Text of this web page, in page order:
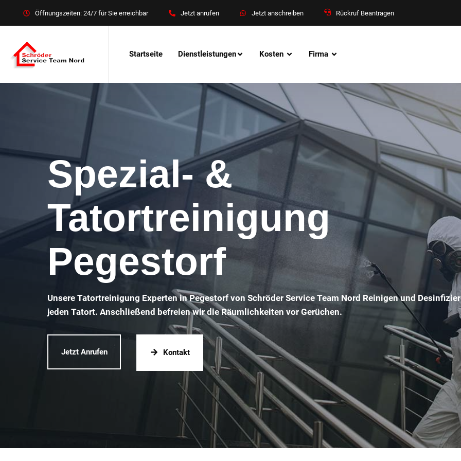
Öffnungszeiten: 24/7 für Sie erreichbar Jetzt anrufen Jetzt anschreiben Rückruf Beantragen
Startseite Dienstleistungen Kosten Firma
Spezial- &
Tatortreinigung
Pegestorf
Unsere Tatortreinigung Experten in Pegestorf von Schröder Service Team Nord Reinigen und
jeden Tatort. Anschließend befreien wir die Räumlichkeiten vor Gerüchen.
Jetzt Anrufen Kontakt